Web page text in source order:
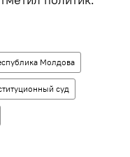
Молдова
суд